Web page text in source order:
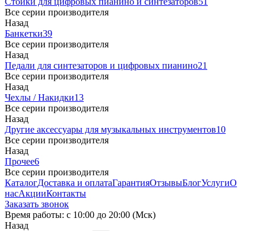
Все серии производителя
Назад
Банкетки39
Все серии производителя
Назад
Педали для синтезаторов и цифровых пианино21
Все серии производителя
Назад
Чехлы / Накидки13
Все серии производителя
Назад
Другие аксессуары для музыкальных инструментов10
Все серии производителя
Назад
Прочее6
Все серии производителя
КаталогДоставка и оплатаГарантияОтзывыБлогУслугиО
насАкцииКонтакты
Заказать звонок
Время работы: с 10:00 до 20:00 (Мск)
Назад